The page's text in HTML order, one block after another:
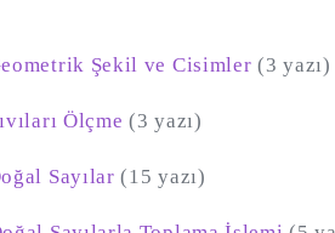
Şekil ve Cisimler (3 yazı)
Ölçme (3 yazı)
Sayılar (15 yazı)